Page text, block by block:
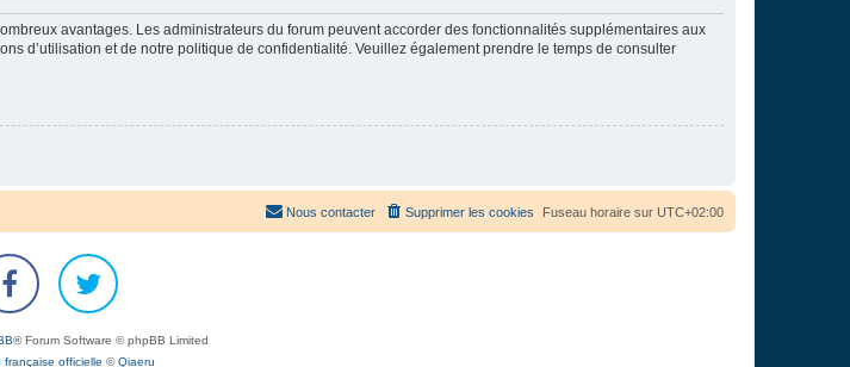
avantages. Les administrateurs du forum peuvent accorder des fonctionnalités supplémentaires aux
d’utilisation et de notre politique de confidentialité. Veuillez également prendre le temps de consulter
Fuseau horaire sur UTC+02:00
Supprimer les cookies
Nous contacter
® Forum Software © phpBB Limited
française officielle ©Qiaeru